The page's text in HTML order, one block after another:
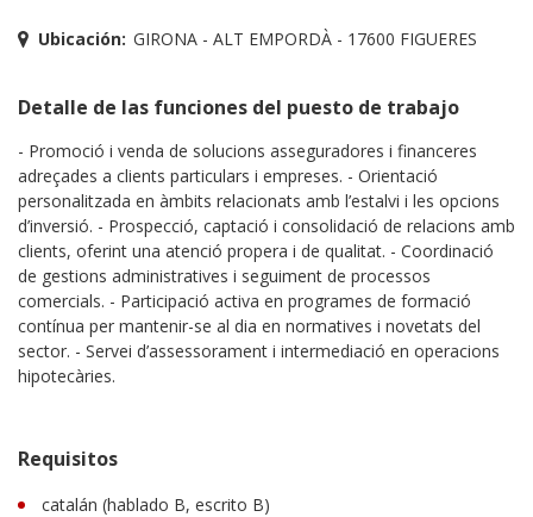
Ubicación: GIRONA - ALT EMPORDÀ - 17600 FIGUERES
Detalle de las funciones del puesto de trabajo
- Promoció i venda de solucions asseguradores i financeres
adreçades a clients particulars i empreses. - Orientació
personalitzada en àmbits relacionats amb l’estalvi i les opcions
d’inversió. - Prospecció, captació i consolidació de relacions amb
clients, oferint una atenció propera i de qualitat. - Coordinació
de gestions administratives i seguiment de processos
comercials. - Participació activa en programes de formació
contínua per mantenir-se al dia en normatives i novetats del
sector. - Servei d’assessorament i intermediació en operacions
hipotecàries.
Requisitos
catalán (hablado B, escrito B)